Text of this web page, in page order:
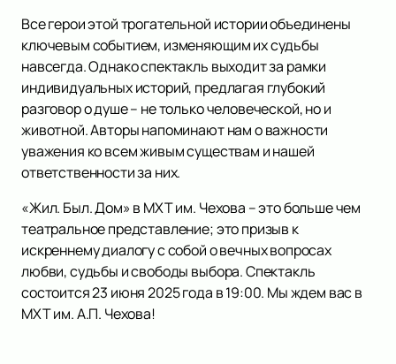
Все герои этой трогательной истории объединены
ключевым событием, изменяющим их судьбы
навсегда. Однако спектакль выходит за рамки
индивидуальных историй, предлагая глубокий
разговор о душе – не только человеческой, но и
животной. Авторы напоминают нам о важности
уважения ко всем живым существам и нашей
ответственности за них.
«Жил. Был. Дом» в МХТ им. Чехова – это больше чем
театральное представление; это призыв к
искреннему диалогу с собой о вечных вопросах
любви, судьбы и свободы выбора. Спектакль
состоится 23 июня 2025 года в 19:00. Мы ждем вас в
МХТ им. А.П. Чехова!